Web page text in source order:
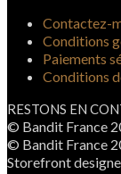
Contactez-
Conditions
Paiements
Conditions
RESTONS EN
© Bandit France
© Bandit France
Storefront